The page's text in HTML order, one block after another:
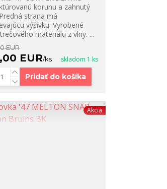
korunu a zahnutý
strana má
výšivku. Vyrobené
materiálu z vlny. ...
EUR
EUR/ks skladom 1 ks
Pridať do košíka
Akcia